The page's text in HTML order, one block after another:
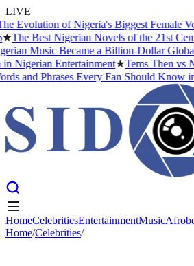
LIVE
of Nigeria's Biggest Female
Best Nigerian Novels of the 21st
Music Became a Billion-Dollar Global
Entertainment★Tems Then vs
and Phrases Every Fan Should Know in
HomeCelebritiesEntertainment
HomeCelebritiesEntertainmentMusic
Home/Celebrities/